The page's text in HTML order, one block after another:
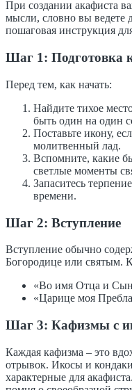
При создании акафиста
мысли, словно вы ведете
пошаговая инструкция
Шаг 1: Подготовка
Перед тем, как начать:
Найдите тихое
быть один на один
Поставьте икону,
молитвенный лад.
Вспомните, какие
светлые моменты
Запаситесь
времени.
Шаг 2: Вступление
Вступление обычно
Богородице или святым.
«Во имя Отца и
«Царице моя
Шаг 3: Кафизмы с
Каждая кафизма – это
отрывок. Икосы и
характерные для